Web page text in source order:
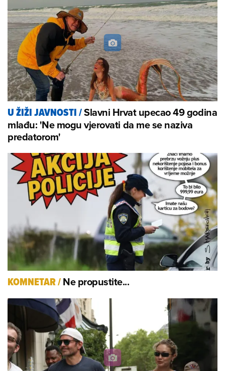
U ŽIŽI JAVNOSTI/Slavni Hrvat upecao 49 godina
mlađu: 'Ne mogu vjerovati da me se naziva
predatorom'
KOMNETAR/Ne propustite...